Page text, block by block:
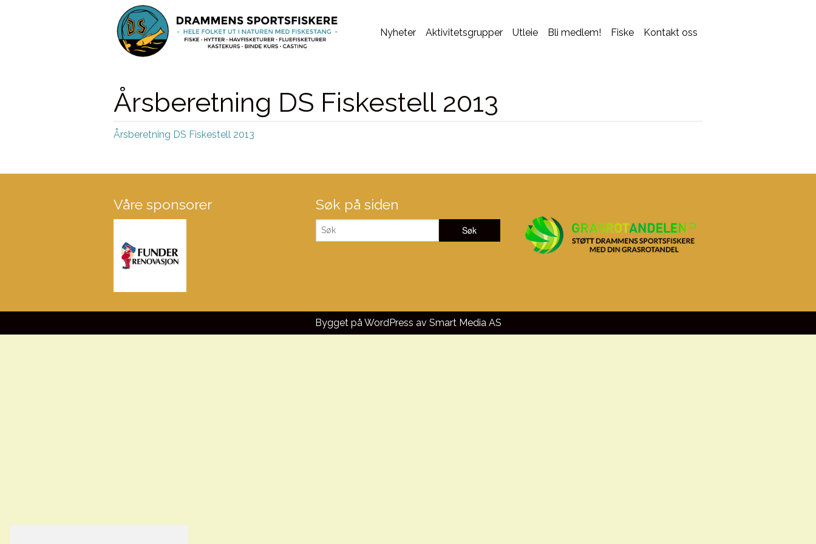
Nyheter Aktivitetsgrupper Utleie Bli medlem! Fiske Kontakt oss
Årsberetning DS Fiskestell 2013
Årsberetning DS Fiskestell 2013
Våre sponsorer Søk på siden
Bygget på WordPress av Smart Media AS